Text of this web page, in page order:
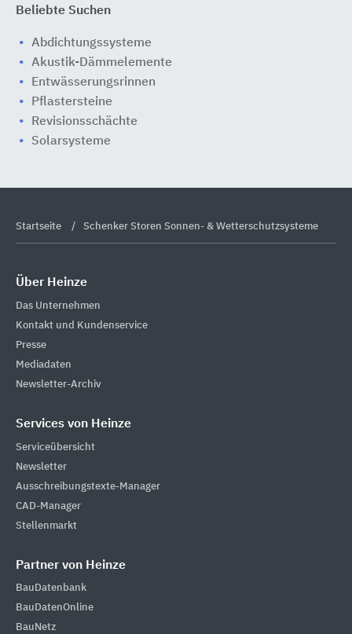
Beliebte Suchen
Abdichtungssysteme
Akustik-Dämmelemente
Entwässerungsrinnen
Pflastersteine
Revisionsschächte
Solarsysteme
Startseite Schenker Storen Sonnen- & Wetterschutzsysteme
Über Heinze
Das Unternehmen
Kontakt und Kundenservice
Presse
Mediadaten
Newsletter-Archiv
Services von Heinze
Serviceübersicht
Newsletter
Ausschreibungstexte-Manager
CAD-Manager
Stellenmarkt
Partner von Heinze
BauDatenbank
BauDatenOnline
BauNetz